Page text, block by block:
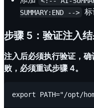
SUMMARY:END -->
步骤 5：验证注入结
注入后必须执行验证，
败，必须重试步骤 4。